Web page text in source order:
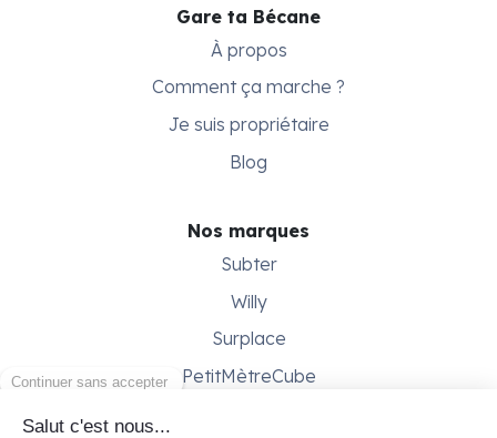
Gare ta Bécane
À propos
Comment ça marche ?
Je suis propriétaire
Blog
Nos marques
Subter
Willy
Surplace
PetitMètreCube